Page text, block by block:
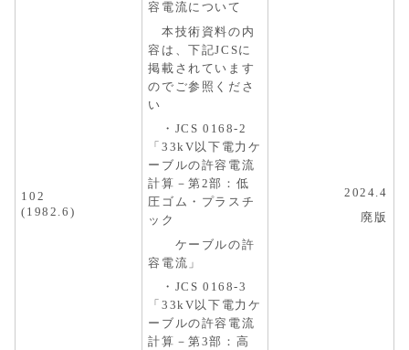
102
(1982.6)
容電流について
本技術資料の内
容は、下記JCSに
掲載されています
のでご参照くださ
い
・JCS 0168-2
「33kV以下電力ケ
ーブルの許容電流
計算－第2部：低
圧ゴム・プラスチ
ック
ケーブルの許
容電流」
・JCS 0168-3
「33kV以下電力ケ
ーブルの許容電流
計算－第3部：高
2024.4
廃版